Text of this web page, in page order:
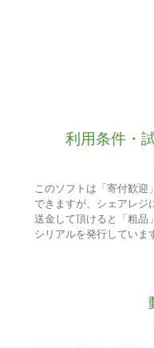
利用条件・
このソフトは「寄付歓迎
できますが、シェアレジ
送金して頂けると「粗品
シリアルを発行していま